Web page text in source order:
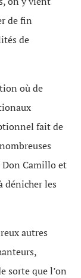
de fin
de
où de
fait de
Don Camillo et
dénicher les
autres
sorte que l’on